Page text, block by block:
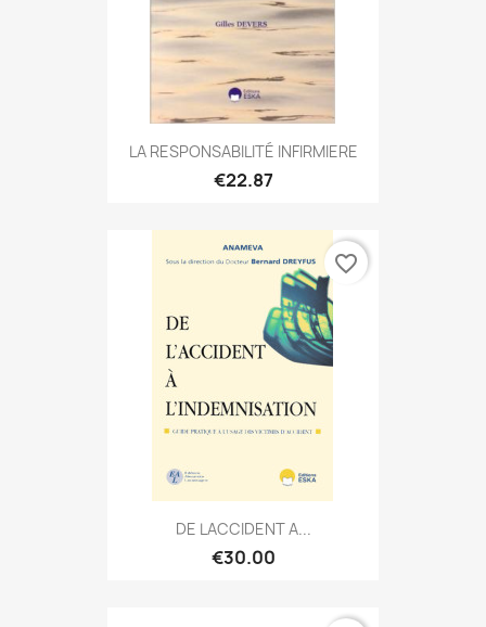
LA RESPONSABILITÉ INFIRMIERE
€22.87
DE LACCIDENT A...
€30.00
favorite_border